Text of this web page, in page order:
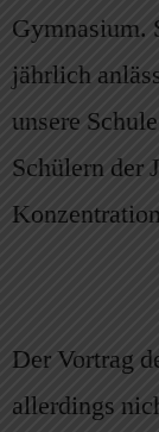
Gymnasium.
jährlich
unsere
Schülern der
Der Vortrag
allerdings